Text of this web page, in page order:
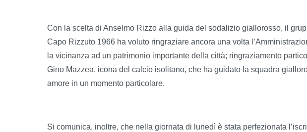
Con la scelta di Anselmo Rizzo alla guida del sodalizio giallorosso, il
Capo Rizzuto 1966 ha voluto ringraziare ancora una volta
la vicinanza ad un patrimonio importante della città; ringraziamento
Gino Mazzea, icona del calcio isolitano, che ha guidato la squadra
amore in un momento particolare.
Si comunica, inoltre, che nella giornata di lunedì è stata perfezionata